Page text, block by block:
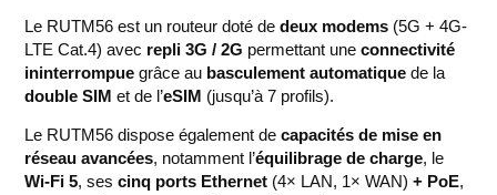
Le RUTM56 est un routeur doté dedeux modems (5G + 4G-
LTE Cat.4) avec repli 3G / 2G permettant uneconnectivité
ininterrompue grâce au basculement automatique de la
double SIM et de l’eSIM (jusqu’à 7 profils).
Le RUTM56 dispose également decapacités de mise en
réseau avancées, notamment l’équilibrage de charge, le
Wi-Fi 5, sescinq ports Ethernet (4× LAN, 1× WAN)+ PoE,